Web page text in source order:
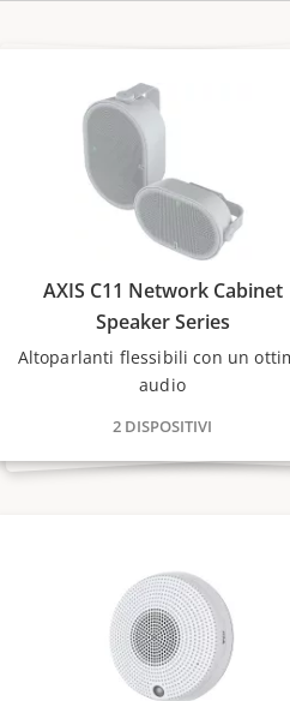
AXIS C11 Network Cabinet
Speaker Series
2 DISPOSITIVI
Altoparlanti flessibili con un
audio